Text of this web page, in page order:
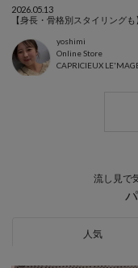
2026.05.13
yoshimi
Online Store
CAPRICIEUX
流し見で
人気